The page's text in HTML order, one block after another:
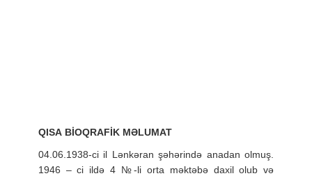
QISA BİOQRAFİK MƏLUMAT
04.06.1938-ci il Lənkəran şəhərində anadan olmuş.
1946 – ci ildə 4 №-li orta məktəbə daxil olub və